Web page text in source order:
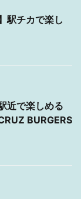
駅チカで楽し
近で楽しめる
BURGERS